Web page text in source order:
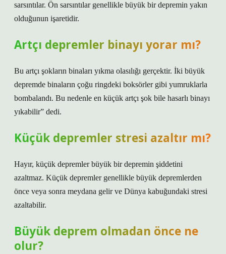
sarsıntılar. Ön sarsıntılar genellikle büyük bir depremin yakın
olduğunun işaretidir.
Artçı depremler binayı yorar mı?
Bu artçı şokların binaları yıkma olasılığı gerçektir. İki büyük
depremde binaların çoğu ringdeki boksörler gibi yumruklarla
bombalandı. Bu nedenle en küçük artçı şok bile hasarlı binayı
yıkabilir” dedi.
Küçük depremler stresi azaltır mı?
Hayır, küçük depremler büyük bir depremin şiddetini
azaltmaz. Küçük depremler genellikle büyük depremlerden
önce veya sonra meydana gelir ve Dünya kabuğundaki stresi
azaltabilir.
Büyük deprem olmadan önce ne
olur?